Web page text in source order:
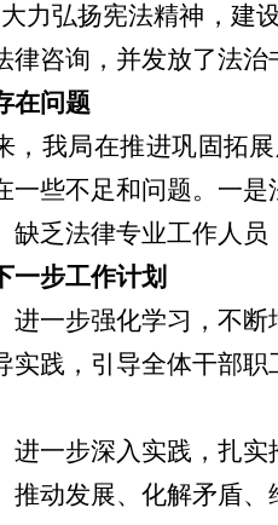
力弘扬宪法精神，建
律咨询，并发放了法
在问题
，我局在推进巩固拓
一些不足和问题。一
缺乏法律专业工作人
一步工作计划
进一步强化学习，不
实践，引导全体干部
进一步深入实践，扎
推动发展、化解矛盾